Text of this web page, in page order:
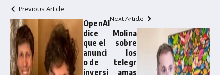
Previous Article
OpenAI
dice
que el
anunci
o de
inversi
Next Article
Molina
sobre
los
telegr
amas